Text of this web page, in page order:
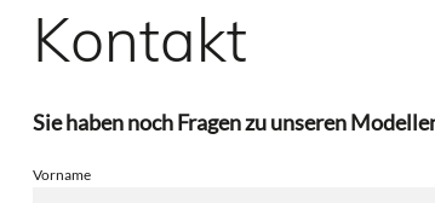
Kontakt
Sie haben noch Fragen zu unseren
Vorname